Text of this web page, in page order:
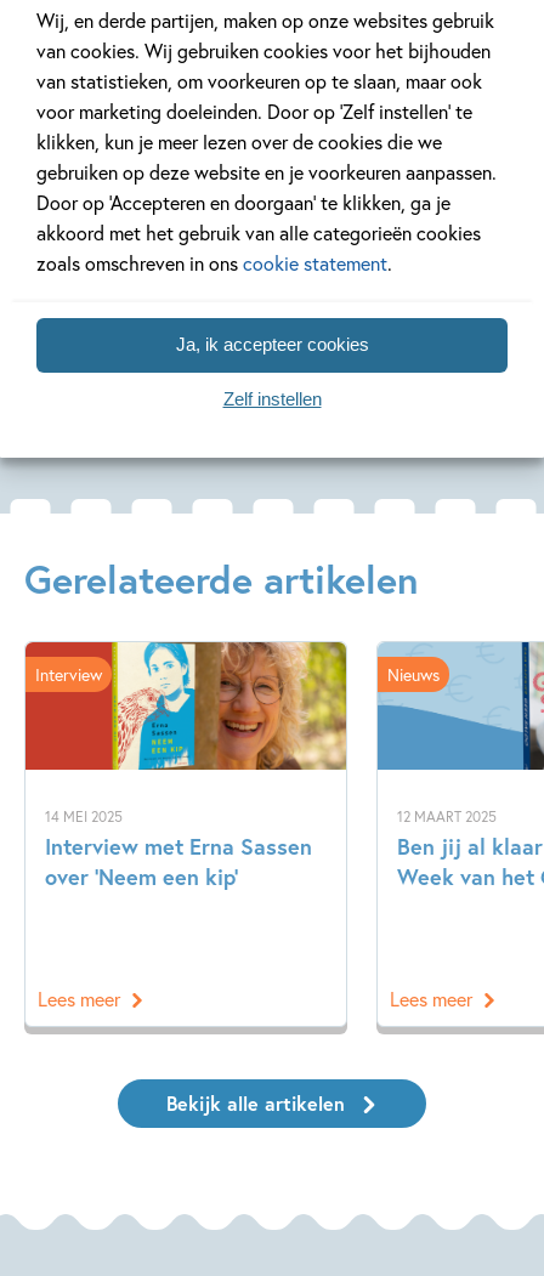
Wij, en derde partijen, maken op onze websites gebruik
van cookies. Wij gebruiken cookies voor het bijhouden
van statistieken, om voorkeuren op te slaan, maar ook
voor marketing doeleinden. Door op ‘Zelf instellen’ te
klikken, kun je meer lezen over de cookies die we
gebruiken op deze website en je voorkeuren aanpassen.
Door op ‘Accepteren en doorgaan’ te klikken, ga je
akkoord met het gebruik van alle categorieën cookies
zoals omschreven in onscookie statement.
Ja, ik accepteer cookies
Zelf instellen
verslinden.' -Scripps Howard News Service
'Maak plaats, Nancy Drew.Theodore Boone: Kid Lawyer
introduceert een nieuwe amateur misdaadbestrijder in de
boekwinkel.' - Bloomberg.com
'Let op,Harriet the Spy,The Boxcar Children, Nancy Drew
The Hardy Boysen zelfs jullie van 'Ghostwriter' -- er is een
nieuwe misdaadbestrijder om aan jullie lijstje toe te
'Uitermate boeiend... Ik raad dit boek aan aan iedereen die
van een goed mysterie houdt. Het is onmogelijk niet
gegrepen te worden door Theodore Boone.' -
'Theodore Boone: Kid Lawyerleest als een trein. De
bijblijven.' -
Deel 7
De
medeplichtige
17
Paperback
Deel 6
De fraude
17,99
Paperback
De
17 99
Gerelateerde artikelen
14 MEI 2025
Interview met Erna Sassen
over ‘Neem een kip’
Interview
Lees meer
12 MAART 2025
Ben jij al
Week van het
Nieuws
Lees meer
Bekijk alle artikelen